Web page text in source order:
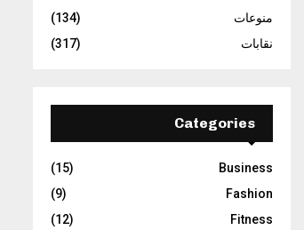
منوعات
(134)
نقابات
(317)
Categories
Business
(15)
Fashion
(9)
Fitness
(12)